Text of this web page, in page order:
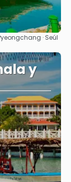
· Seúl
y